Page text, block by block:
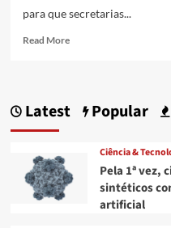
para que secretarias...
Read MoreRead
188
devem
apresentar
Latest Popular
Ciência &
Pela 1ª vez,
sintéticos
artificial